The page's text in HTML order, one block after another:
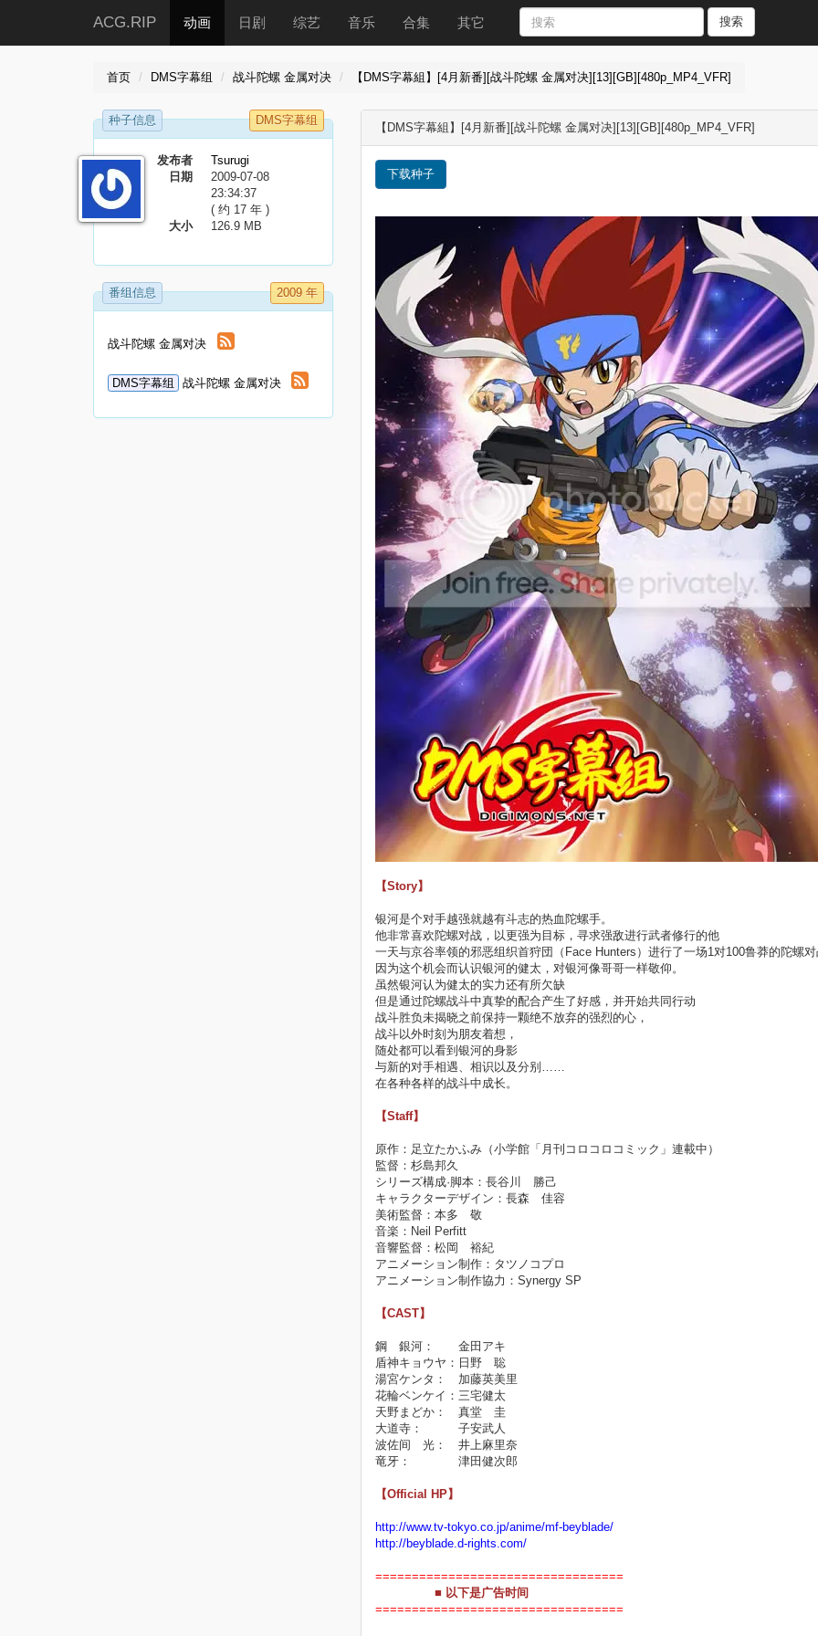
ACG.RIP 动画 日剧 综艺 音乐 合集 其它 搜索
首页 DMS字幕组 战斗陀螺 金属对决 【DMS字幕組】[4月新番][战斗陀螺 金属对决][13][GB][480p_MP4_VFR]
种子信息 DMS字幕组
发布者
Tsurugi
日期
2009-07-08
23:34:37
( 约 17 年 )
大小
126.9 MB
番组信息 2009 年
战斗陀螺 金属对决
DMS字幕组 战斗陀螺 金属对决
【DMS字幕組】[4月新番][战斗陀螺 金属对决][13][GB][480p_MP4_VFR]
下载种子
【Story】
银河是个对手越强就越有斗志的热血陀螺手。
他非常喜欢陀螺对战，以更强为目标，寻求强敌进行武者修行的他
一天与京谷率领的邪恶组织首狩団（Face Hunters）进行了一场1对100鲁莽的陀螺
因为这个机会而认识银河的健太，对银河像哥哥一样敬仰。
虽然银河认为健太的实力还有所欠缺
但是通过陀螺战斗中真挚的配合产生了好感，并开始共同行动
战斗胜负未揭晓之前保持一颗绝不放弃的强烈的心，
战斗以外时刻为朋友着想，
随处都可以看到银河的身影
与新的对手相遇、相识以及分别……
在各种各样的战斗中成长。
【Staff】
原作：足立たかふみ（小学館「月刊コロコロコミック」連載中）
監督：杉島邦久
シリーズ構成·脚本：長谷川 勝己
キャラクターデザイン：長森 佳容
美術監督：本多 敬
音楽：Neil Perfitt
音響監督：松岡 裕紀
アニメーション制作：タツノコプロ
アニメーション制作協力：Synergy SP
【CAST】
鋼 銀河： 金田アキ
盾神キョウヤ：日野 聡
湯宮ケンタ： 加藤英美里
花輪ベンケイ：三宅健太
天野まどか： 真堂 圭
大道寺： 子安武人
波佐间 光： 井上麻里奈
竜牙： 津田健次郎
【Official HP】
http://www.tv-tokyo.co.jp/anime/mf-beyblade/
http://beyblade.d-rights.com/
==================================
■ 以下是广告时间
==================================